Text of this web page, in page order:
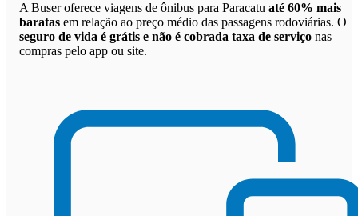
A Buser oferece viagens de ônibus para Paracatu até 60% mais
baratas em relação ao preço médio das passagens rodoviárias. O
seguro de vida é grátis e não é cobrada taxa de serviço nas
compras pelo app ou site.